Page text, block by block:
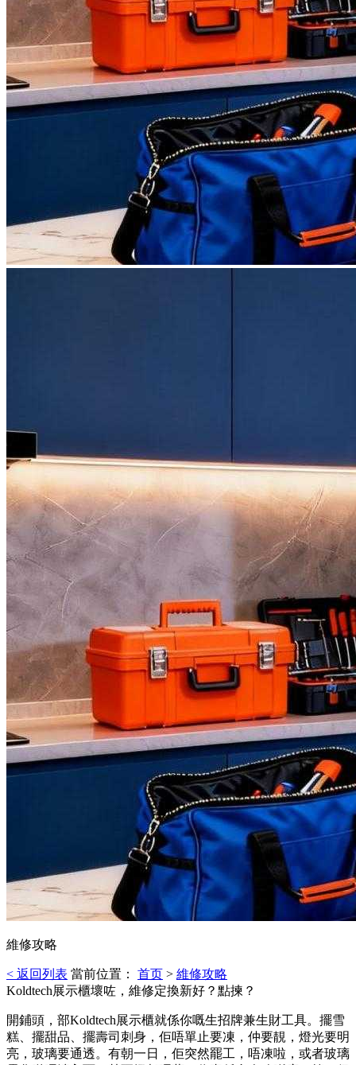
維修攻略
< 返回列表 當前位置： 首页 > 維修攻略
Koldtech展示櫃壞咗，維修定換新好？點揀？
開鋪頭，部Koldtech展示櫃就係你嘅生招牌兼生財工具。擺雪
糕、擺甜品、擺壽司刺身，佢唔單止要凍，仲要靚，燈光要明
亮，玻璃要通透。有朝一日，佢突然罷工，唔凍啦，或者玻璃